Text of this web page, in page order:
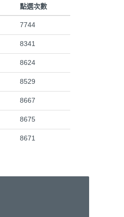
點選次數
7744
8341
8624
8529
8667
8675
8671